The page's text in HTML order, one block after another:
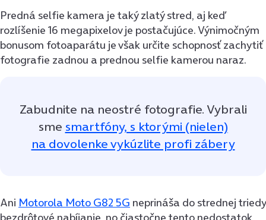
Predná selfie kamera je taký zlatý stred, aj keď
rozlíšenie 16 megapixelov je postačujúce. Výnimočným
bonusom fotoaparátu je však určite schopnosť zachytiť
fotografie zadnou a prednou selfie kamerou naraz.
Zabudnite na neostré fotografie. Vybrali
sme smartfóny, s ktorými (nielen)
na dovolenke vykúzlite profi zábery
Ani Motorola Moto G82 5G neprináša do strednej triedy